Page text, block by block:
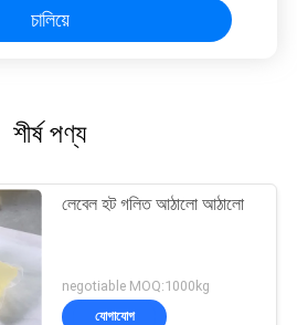
চালিয়ে
শীর্ষ পণ্য
লেবেল হট গলিত আঠালো আঠালো
negotiable MOQ:1000kg
যোগাযোগ